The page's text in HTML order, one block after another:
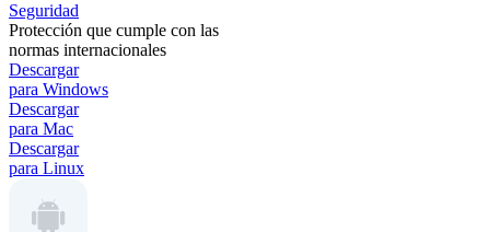
Seguridad
Protección que cumple con las
normas internacionales
Descargar
para Windows
Descargar
para Mac
Descargar
para Linux